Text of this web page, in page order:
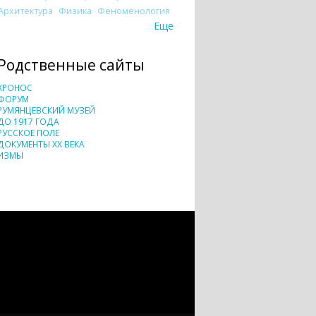
Физика Феноменология
Еще
сайты
МУЗЕЙ
1917 ГОДА
ПОЛЕ
XX ВЕКА